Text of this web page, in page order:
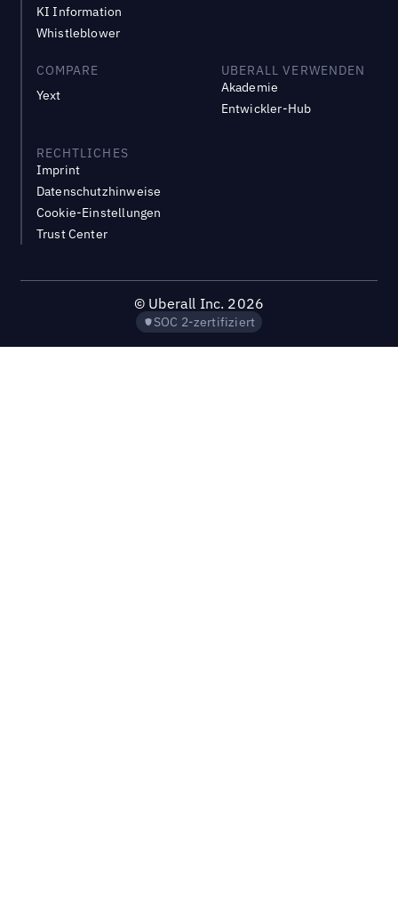
KI Information
Whistleblower
COMPARE
Yext
UBERALL VERWENDEN
Akademie
Entwickler-Hub
RECHTLICHES
Imprint
Datenschutzhinweise
Cookie-Einstellungen
Trust Center
© Uberall Inc. 2026
SOC 2-zertifiziert